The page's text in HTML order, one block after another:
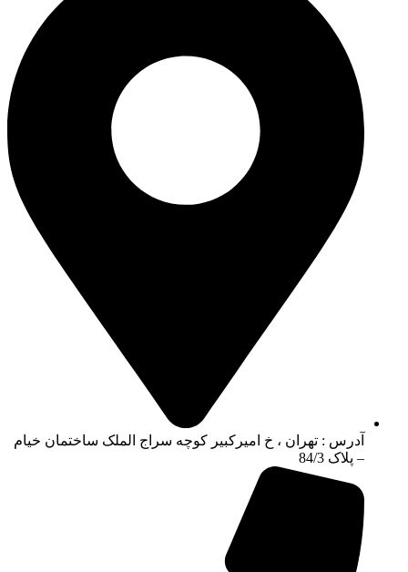
آدرس : تهران ، خ امیرکبیر کوچه سراج الملک ساختمان خیام
– پلاک 84/3